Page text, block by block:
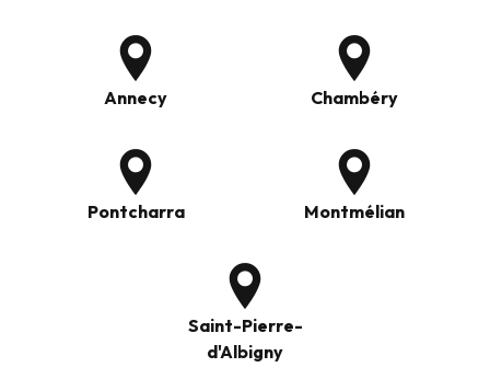
Annecy Chambéry
Pontcharra Montmélian
Saint-Pierre-
d'Albigny